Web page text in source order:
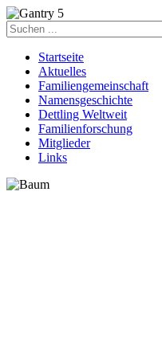
Startseite
Aktuelles
Familiengemeinschaft
Namensgeschichte
Dettling Weltweit
Familienforschung
Mitglieder
Links